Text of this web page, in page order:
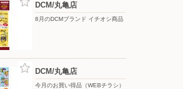
DCM/丸亀店
8月のDCMブランド イチオシ商品
DCM/丸亀店
今月のお買い得品（WEBチラシ）